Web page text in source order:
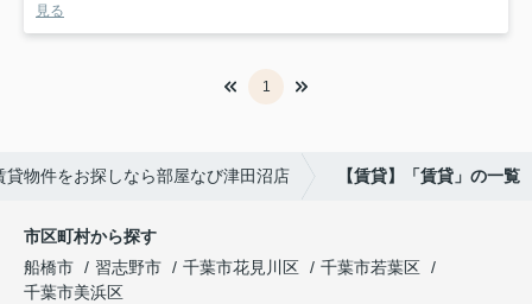
見る
1
物件をお探しなら部屋なび津田沼店 【賃貸】「賃貸」の一覧
市区町村から探す
船橋市
習志野市 千葉市花見川区
千葉市若葉区
千葉市美浜区